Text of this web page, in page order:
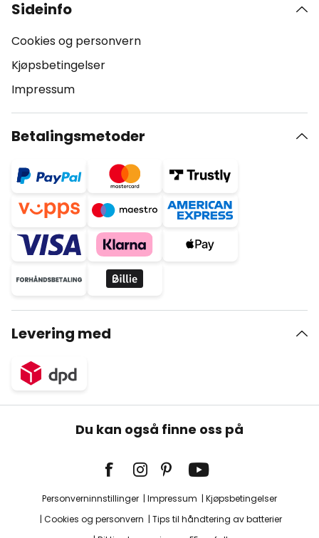
Sideinfo
Cookies og personvern
Kjøpsbetingelser
Impressum
Betalingsmetoder
Levering med
Du kan også finne oss på
Personverninnstillinger Impressum
Kjøpsbetingelser
Cookies og personvern
Tips til håndtering av batterier